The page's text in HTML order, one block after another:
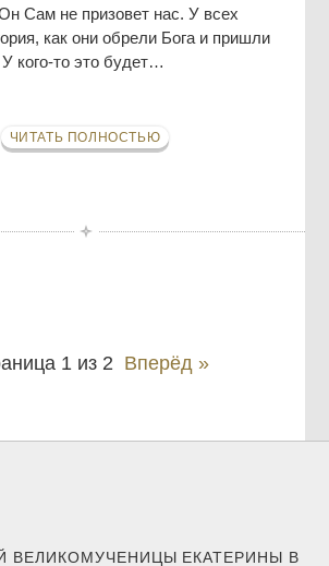
Сам не призовет нас. У всех
как они обрели Бога и пришли
кого-то это будет…
ЧИТАТЬ ПОЛНОСТЬЮ
1 из 2 Вперёд »
ВЕЛИКОМУЧЕНИЦЫ ЕКАТЕРИНЫ В